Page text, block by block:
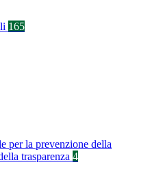
165
per la prevenzione della
trasparenza 4